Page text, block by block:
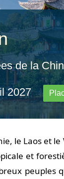
de la
2027
le Laos et
et
peuples